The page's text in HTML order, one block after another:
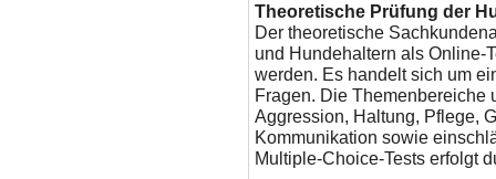
Theoretische Prüfung der
Der theoretische
und Hundehaltern als Online-
werden. Es handelt sich um
Fragen. Die Themenbereiche
Aggression, Haltung, Pflege,
Kommunikation sowie
Multiple-Choice-Tests erfolgt